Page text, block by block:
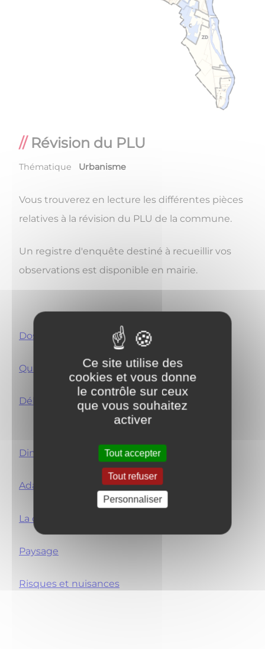
Révision du PLU
Thématique Urbanisme
Vous trouverez en lecture les différentes pièces
relatives à la révision du PLU de la commune.
Un registre d'enquête destiné à recueillir vos
observations est disponible en mairie.
Dossier de concertation
Qu'est - ce - qu'un PLU ?
Délibération révision PLU
Diminuer le consommation foncière
Adapter l'offre d'habitation
La démarche trame verte et bleu
Paysage
Risques et nuisances
Ce site utilise des
cookies et vous donne
le contrôle sur ceux
que vous souhaitez
activer
Tout accepter
Tout refuser
Personnaliser